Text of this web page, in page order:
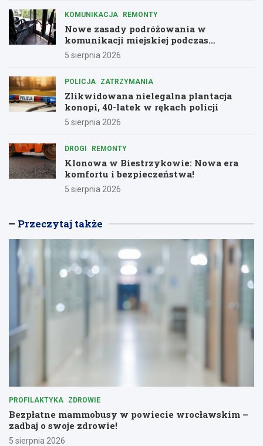
KOMUNIKACJA REMONTY
Nowe zasady podróżowania w
komunikacji miejskiej podczas
remontów
5 sierpnia 2026
POLICJA ZATRZYMANIA
Zlikwidowana nielegalna plantacja
konopi, 40-latek w rękach policji
5 sierpnia 2026
DROGI REMONTY
Klonowa w Biestrzykowie: Nowa era
komfortu i bezpieczeństwa!
5 sierpnia 2026
Przeczytaj także
PROFILAKTYKA ZDROWIE
Bezpłatne mammobusy w powiecie wrocławskim –
zadbaj o swoje zdrowie!
5 sierpnia 2026